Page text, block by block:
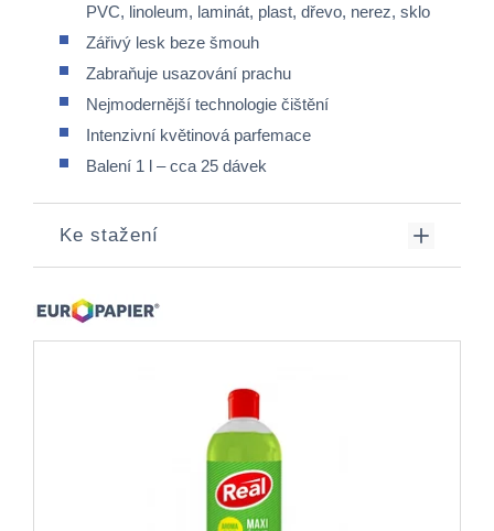
PVC, linoleum, laminát, plast, dřevo, nerez, sklo
Zářivý lesk beze šmouh
Zabraňuje usazování prachu
Nejmodernější technologie čištění
Intenzivní květinová parfemace
Balení 1 l – cca 25 dávek
Ke stažení